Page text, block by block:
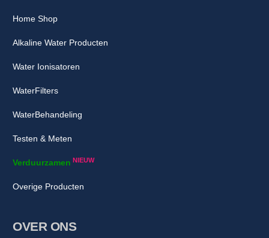
Home Shop
Alkaline Water Producten
Water Ionisatoren
WaterFilters
WaterBehandeling
Testen & Meten
Verduurzamen NIEUW
Overige Producten
OVER ONS